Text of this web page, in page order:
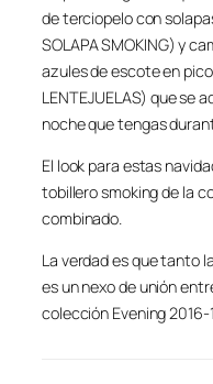
de terciopelo con
SOLAPA SMOKING) y
azules de escote en
LENTEJUELAS) que se
noche que tengas
El look para estas
tobillero smoking de la
combinado.
La verdad es que tanto
es un nexo de unión
colección Evening 2016-